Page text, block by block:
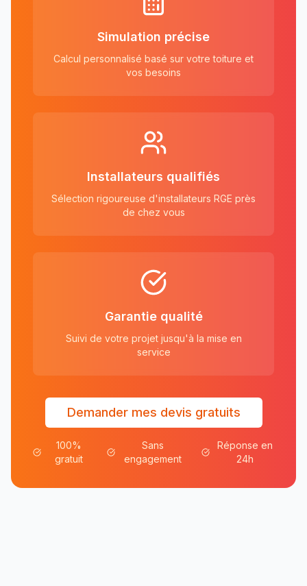
Simulation précise
Calcul personnalisé basé sur votre toiture et
vos besoins
Installateurs qualifiés
Sélection rigoureuse d'installateurs RGE près
de chez vous
Garantie qualité
Suivi de votre projet jusqu'à la mise en
service
Demander mes devis gratuits
100%
gratuit
Sans
engagement
Réponse en
24h